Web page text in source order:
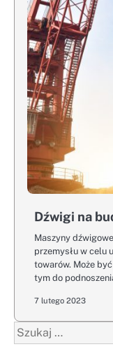
Dźwigi na
Maszyny
przemysłu w celu
towarów. Może
tym do
7 lutego 2023
Szukaj: